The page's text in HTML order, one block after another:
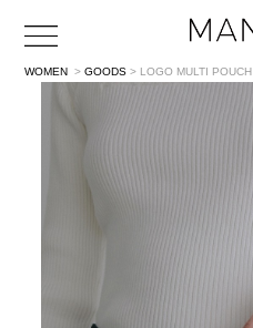
WOMEN >GOODS > LOGO MULTI POUCH